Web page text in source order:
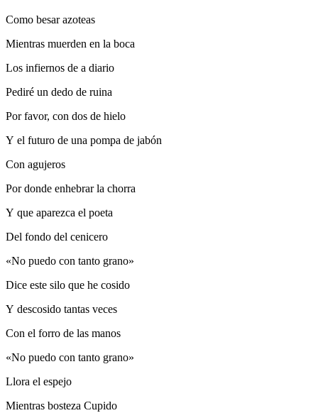
Como besar azoteas
Mientras muerden en la boca
Los infiernos de a diario
Pediré un dedo de ruina
Por favor, con dos de hielo
Y el futuro de una pompa de jabón
Con agujeros
Por donde enhebrar la chorra
Y que aparezca el poeta
Del fondo del cenicero
«No puedo con tanto grano»
Dice este silo que he cosido
Y descosido tantas veces
Con el forro de las manos
«No puedo con tanto grano»
Llora el espejo
Mientras bosteza Cupido